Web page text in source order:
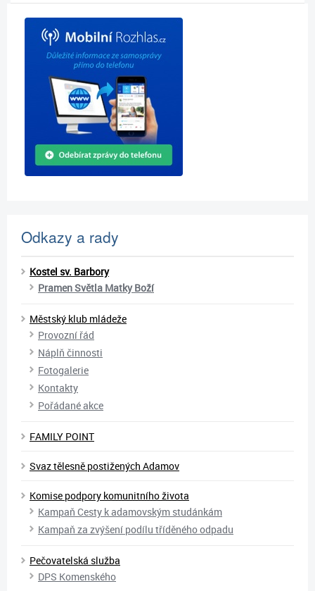
Odkazy a rady
Kostel sv. Barbory
Pramen Světla Matky Boží
Městský klub mládeže
Provozní řád
Náplň činnosti
Fotogalerie
Kontakty
Pořádané akce
FAMILY POINT
Svaz tělesně postižených Adamov
Komise podpory komunitního života
Kampaň Cesty k adamovským studánkám
Kampaň za zvýšení podílu tříděného odpadu
Pečovatelská služba
DPS Komenského